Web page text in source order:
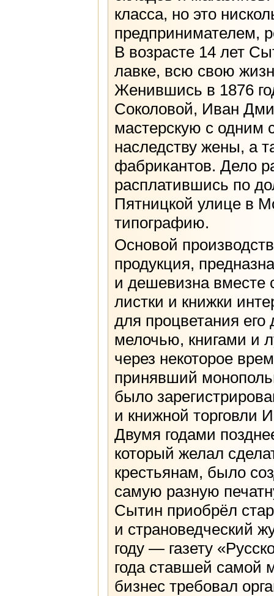
класса, но это
предпринимателем,
В возрасте 14 лет
лавке, всю свою
Женившись в 1876
Соколовой, Иван
мастерскую с одним
наследству жены, а
фабрикантов. Дело
расплатившись по
Пятницкой улице в
типографию.
Основой
продукция,
и дешевизна вместе
листки и книжки
для процветания
мелочью, книгами и
через некоторое
принявший
было
и книжной торговли
Двумя годами
который желал
крестьянам, было
самую разную
Сытин приобрёл
и страноведческий
году — газету
года ставшей самой
бизнес требовал